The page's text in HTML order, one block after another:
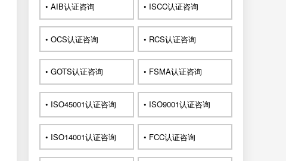
• AIB认证咨询 • ISCC认证咨询
• OCS认证咨询 • RCS认证咨询
• GOTS认证咨询 • FSMA认证咨询
• ISO45001认证咨询 • ISO9001认证咨询
• ISO14001认证咨询 • FCC认证咨询